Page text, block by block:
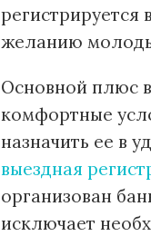
регистрируется
желанию
Основной плюс
комфортные
назначить ее в
выездная
организован
исключает